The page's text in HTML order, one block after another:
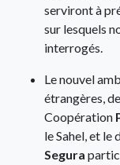
serviront à
sur lesquels
interrogés.
Le nouvel
étrangères,
Coopération
le Sahel, et le
Segura